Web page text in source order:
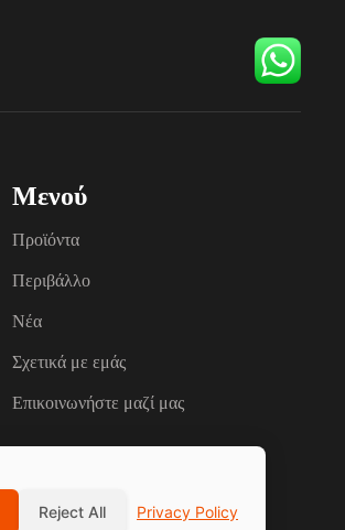
Μενού
Προϊόντα
Περιβάλλο
Νέα
Σχετικά με εμάς
Επικοινωνήστε μαζί μας
Reject All Privacy Policy